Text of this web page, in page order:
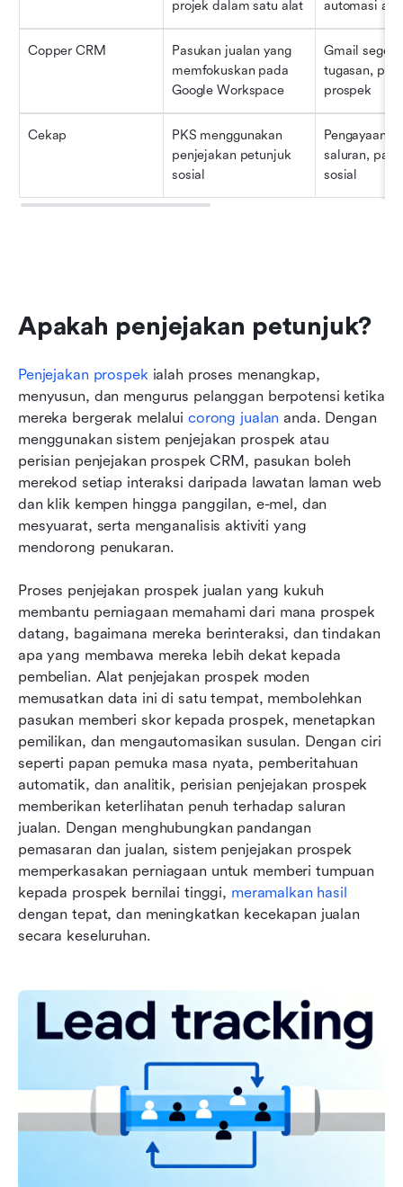
projek dalam satu alat automasi
Copper CRM
Pasukan jualan yang
memfokuskan pada
Google Workspace
Gmail
tugasan,
prospek
Cekap
PKS menggunakan
penjejakan petunjuk
sosial
Pengayaan
saluran,
sosial
Apakah penjejakan petunjuk?
Penjejakan prospek ialah proses menangkap,
menyusun, dan mengurus pelanggan berpotensi ketika
mereka bergerak melalui corong jualan anda. Dengan
menggunakan sistem penjejakan prospek atau
perisian penjejakan prospek CRM, pasukan boleh
merekod setiap interaksi daripada lawatan laman web
dan klik kempen hingga panggilan, e-mel, dan
mesyuarat, serta menganalisis aktiviti yang
mendorong penukaran.
Proses penjejakan prospek jualan yang kukuh
membantu perniagaan memahami dari mana prospek
datang, bagaimana mereka berinteraksi, dan tindakan
apa yang membawa mereka lebih dekat kepada
pembelian. Alat penjejakan prospek moden
memusatkan data ini di satu tempat, membolehkan
pasukan memberi skor kepada prospek, menetapkan
pemilikan, dan mengautomasikan susulan. Dengan ciri
seperti papan pemuka masa nyata, pemberitahuan
automatik, dan analitik, perisian penjejakan prospek
memberikan keterlihatan penuh terhadap saluran
jualan. Dengan menghubungkan pandangan
pemasaran dan jualan, sistem penjejakan prospek
memperkasakan perniagaan untuk memberi tumpuan
kepada prospek bernilai tinggi, meramalkan hasil
dengan tepat, dan meningkatkan kecekapan jualan
secara keseluruhan.